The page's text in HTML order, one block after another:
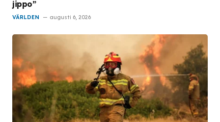
jippo”
VÄRLDEN augusti 6, 2026